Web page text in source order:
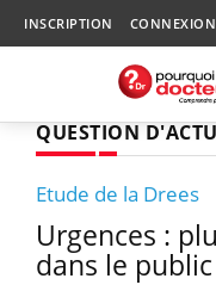
INSCRIPTION CONNEXION
QUESTION D'ACTU
Etude de la Drees
Urgences :
dans le